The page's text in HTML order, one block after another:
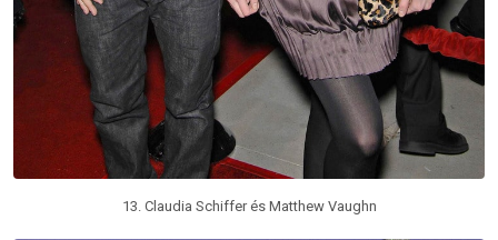
13. Claudia Schiffer és Matthew Vaughn